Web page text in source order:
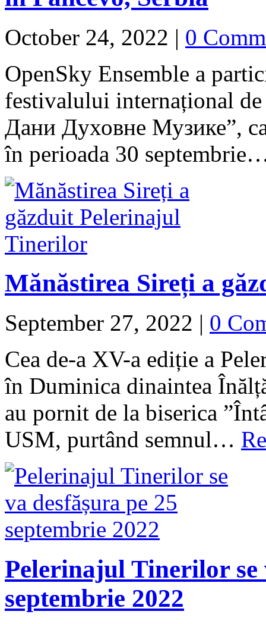
October 24, 2022 | 0
OpenSky Ensemble a
festivalului internațional
Дани Духовне Музике”,
în perioada 30
Mănăstirea Sireți a
September 27, 2022 | 0
Cea de-a XV-a ediție a
în Duminica dinaintea
au pornit de la biserica
USM, purtând semnul…
Pelerinajul Tinerilor se
septembrie 2022